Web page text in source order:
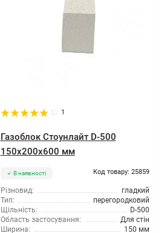
1
Газоблок Стоунлайт D-500
150x200x600 мм
В наявності Код товару: 25859
Різновид:
гладкий
Тип:
перегородковий
Щільність:
D-500
Область застосування:
Для стін
Ширина:
150 мм